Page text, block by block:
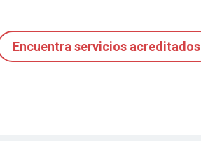
Encuentra servicios acreditados